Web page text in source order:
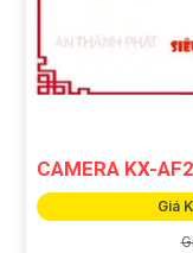
CAMERA KX-
Giá